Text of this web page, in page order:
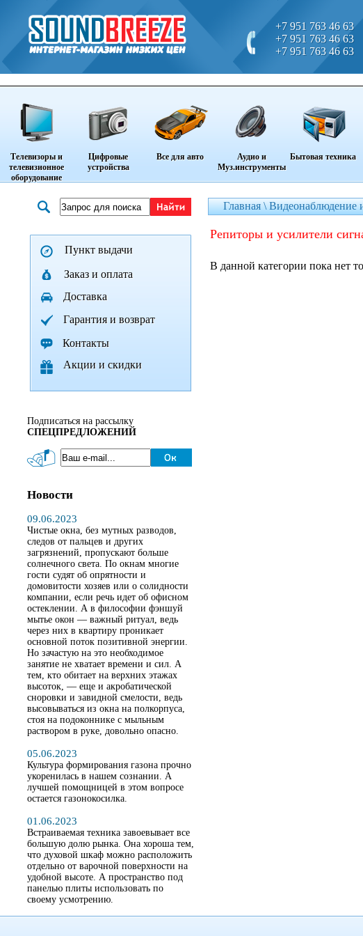
+7 951 763 46 63
+7 951 763 46 63
+7 951 763 46 63
Телевизоры и
телевизионное
оборудование
Цифровые
устройства
Все для авто
Аудио и
Муз.инструменты
Бытовая техника
Пункт выдачи
Заказ и оплата
Доставка
Гарантия и возврат
Контакты
Акции и скидки
Подписаться на рассылку
СПЕЦПРЕДЛОЖЕНИЙ
Новости
09.06.2023
Чистые окна, без мутных разводов,
следов от пальцев и других
загрязнений, пропускают больше
солнечного света. По окнам многие
гости судят об опрятности и
домовитости хозяев или о солидности
компании, если речь идет об офисном
остеклении. А в философии фэншуй
мытье окон — важный ритуал, ведь
через них в квартиру проникает
основной поток позитивной энергии.
Но зачастую на это необходимое
занятие не хватает времени и сил. А
тем, кто обитает на верхних этажах
высоток, — еще и акробатической
сноровки и завидной смелости, ведь
высовываться из окна на полкорпуса,
стоя на подоконнике с мыльным
раствором в руке, довольно опасно.
05.06.2023
Культура формирования газона прочно
укоренилась в нашем сознании. А
лучшей помощницей в этом вопросе
остается газонокосилка.
01.06.2023
Встраиваемая техника завоевывает все
большую долю рынка. Она хороша тем,
что духовой шкаф можно расположить
отдельно от варочной поверхности на
удобной высоте. А пространство под
панелью плиты использовать по
своему усмотрению.
Главная \Видеонаблюдение
репиторы и усилители
В данной категории пока нет